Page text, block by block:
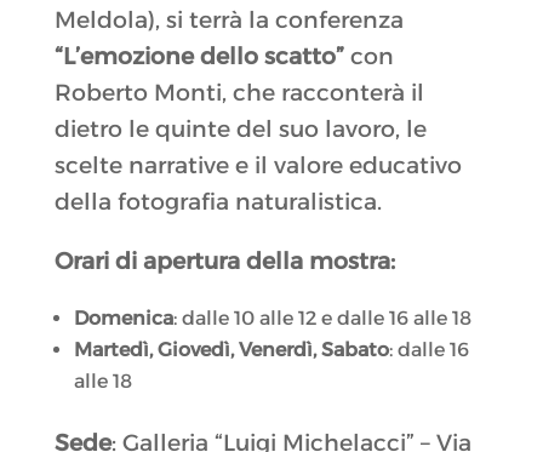
Meldola), si terrà la conferenza
“L’emozione dello scatto”con
Roberto Monti, che racconterà il
dietro le quinte del suo lavoro, le
scelte narrative e il valore educativo
della fotografia naturalistica.
Orari di apertura della mostra:
Domenica: dalle 10 alle 12 e dalle 16 alle 18
Martedì, Giovedì, Venerdì, Sabato: dalle 16
alle 18
Sede: Galleria “Luigi Michelacci” – Via